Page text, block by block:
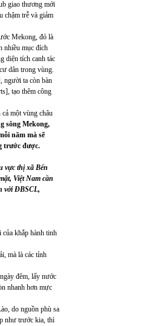
giao thương mới
chậm trễ và giảm
Mekong, đó là
nhiều mục đích
diện tích canh tác
dân trong vùng.
người ta còn bàn
tạo thêm công
một vùng châu
sông Mekong,
năm mà sẽ
trước được.
vực thị xã Bến
Việt Nam cần
với ĐBSCL,
của khắp hành tinh
mà là các tỉnh
đêm, lấy nước
nhanh hơn mực
do nguồn phù sa
như trước kia, thì